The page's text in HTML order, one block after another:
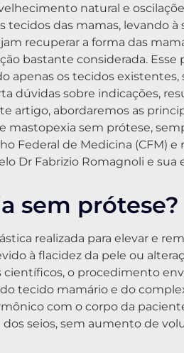
natural e
das mamas, levando à
recuperar a forma das
bastante considerada.
apenas os tecidos existentes,
dúvidas sobre indicações,
artigo, abordaremos as
mastopexia sem prótese,
Federal de Medicina (CFM) e
Dr Fabrizio Romagnoli e sua
sem prótese?
realizada para elevar e
à flacidez da pele ou
o procedimento
tecido mamário e do
com o corpo da
seios, sem aumento de